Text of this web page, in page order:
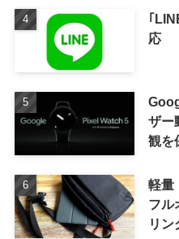
｢
応
ザー
観を
軽量
フル
リ